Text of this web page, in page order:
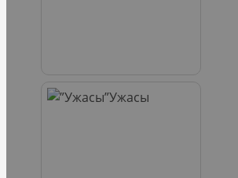
Ужасы